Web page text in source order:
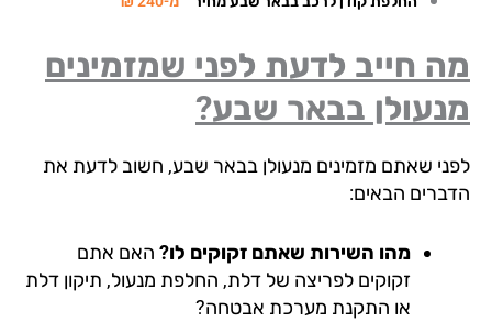
חייב לדעת לפני שמזמינים
בבאר שבע?
שאתם מזמינים מנעולן בבאר שבע, חשוב לדעת את
הבאים:
מהו השירות שאתם זקוקים לו?האם אתם
זקוקים לפריצה של דלת, החלפת מנעול, תיקון דלת
או התקנת מערכת אבטחה?